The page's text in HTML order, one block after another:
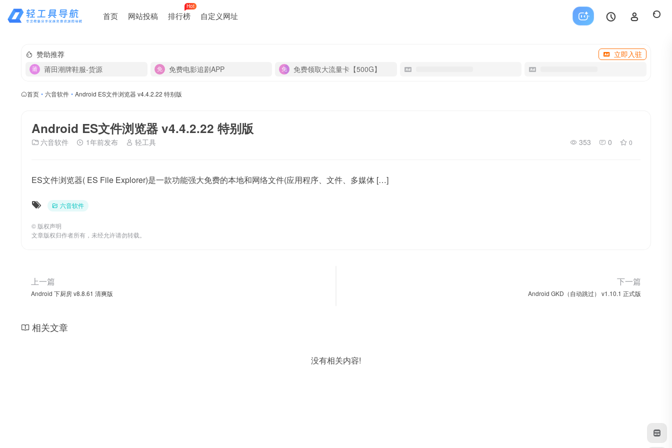
首页 网站投稿 排行榜
Hot
自定义网址
赞助推荐
立即入驻
莆田潮牌鞋服-货源
免费电影追剧APP 免费领取大流量卡【500G】
首页 • 六音软件 • Android ES文件浏览器 v4.4.2.22 特别版
Android ES文件浏览器 v4.4.2.22 特别版
六音软件 1年前发布 轻工具 353 0 0
ES文件浏览器( ES File Explorer)是一款功能强大免费的本地和网络文件(应用程序、文件、多媒体 […]
六音软件
© 版权声明
文章版权归作者所有，未经允许请勿转载。
上一篇
Android 下厨房 v8.8.61 清爽版
下一篇
Android GKD（自动跳过） v1.10.1 正式版
相关文章
没有相关内容!